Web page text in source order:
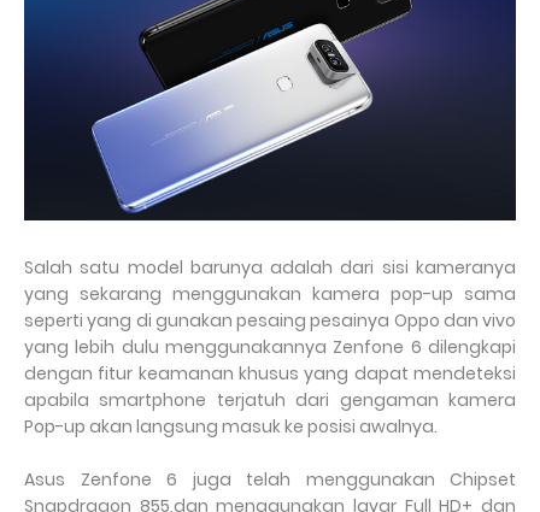
Salah satu model barunya adalah dari sisi kameranya
yang sekarang menggunakan kamera pop-up sama
seperti yang di gunakan pesaing pesainya Oppo dan vivo
yang lebih dulu menggunakannya Zenfone 6 dilengkapi
dengan fitur keamanan khusus yang dapat mendeteksi
apabila smartphone terjatuh dari gengaman kamera
Pop-up akan langsung masuk ke posisi awalnya.
Asus Zenfone 6 juga telah menggunakan Chipset
Snapdragon 855,dan menggunakan layar Full HD+ dan